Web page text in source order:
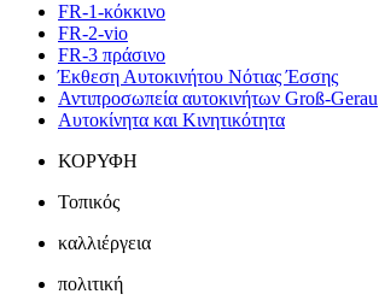
FR-1-κόκκινο
FR-2-vio
FR-3 πράσινο
Έκθεση Αυτοκινήτου Νότιας Έσσης
Αντιπροσωπεία αυτοκινήτων Groß-Gerau
Αυτοκίνητα και Κινητικότητα
ΚΟΡΥΦΗ
Τοπικός
καλλιέργεια
πολιτική